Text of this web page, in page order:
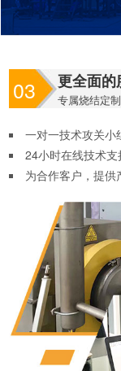
03 更全面的
专属烧结定
一对一技术攻关小
24小时在线技术
为合作客户，提